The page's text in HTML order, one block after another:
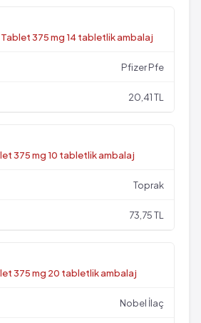
Tablet 375 mg 14 tabletlik ambalaj
Pfizer Pfe
20,41 TL
375 mg 10 tabletlik ambalaj
Toprak
73,75 TL
375 mg 20 tabletlik ambalaj
Nobel İlaç